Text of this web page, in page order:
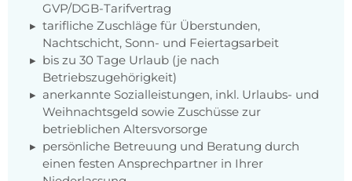
GVP/DGB-Tarifvertrag
tarifliche Zuschläge für Überstunden,
Nachtschicht, Sonn- und Feiertagsarbeit
bis zu 30 Tage Urlaub (je nach
Betriebszugehörigkeit)
anerkannte Sozialleistungen, inkl. Urlaubs- und
Weihnachtsgeld sowie Zuschüsse zur
betrieblichen Altersvorsorge
persönliche Betreuung und Beratung durch
einen festen Ansprechpartner in Ihrer